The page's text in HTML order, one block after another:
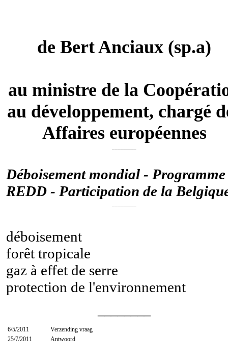
deBert Anciaux (sp.a)
au ministre de la
au développement, chargé
Affaires européennes
Déboisement mondial - Programme
REDD - Participation de la
déboisement
forêt tropicale
gaz à effet de serre
protection de l'environnement
6/5/2011
Verzending vraag
25/7/2011
Antwoord